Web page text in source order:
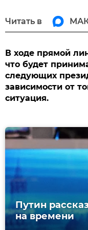
Читать в
В ходе прямой
что будет
следующих
зависимости от
ситуация.
Путин
на времени